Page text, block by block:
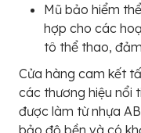
Mũ bảo hiểm
hợp cho các
tô thể thao,
Cửa hàng cam kết
các thương hiệu nổi
được làm từ nhựa
bảo độ bền và có